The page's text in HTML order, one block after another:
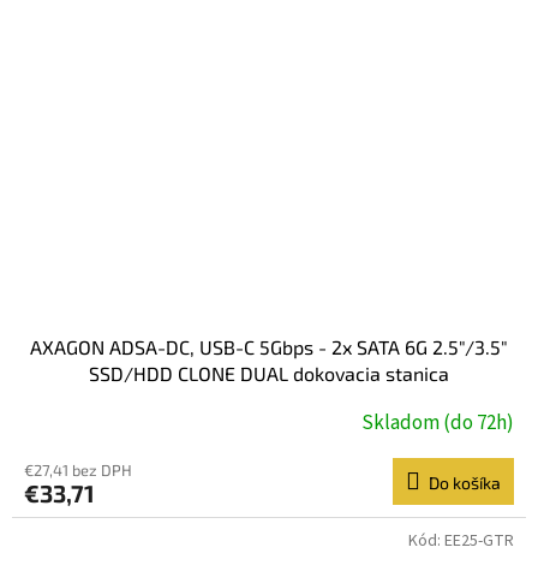
AXAGON ADSA-DC, USB-C 5Gbps - 2x SATA 6G 2.5"/3.5"
SSD/HDD CLONE DUAL dokovacia stanica
Skladom (do 72h)
€27,41 bez DPH
€33,71 Do košíka
Kód: EE25-GTR